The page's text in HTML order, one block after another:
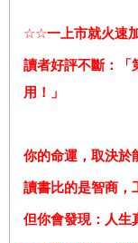
☆☆一上市就火速
讀者好評不斷：「
用！」
你的命運，取決於
讀書比的是智商，
但你會發現：人生